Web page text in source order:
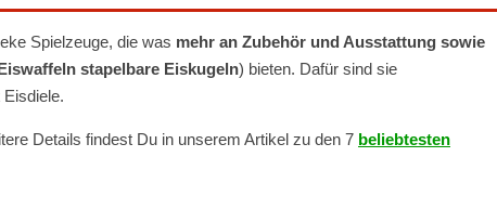
Spielzeuge, die was mehr an Zubehör und Ausstattung sowie
stapelbare Eiskugeln) bieten. Dafür sind sie
Details findest Du in unserem Artikel zu den 7 beliebtesten